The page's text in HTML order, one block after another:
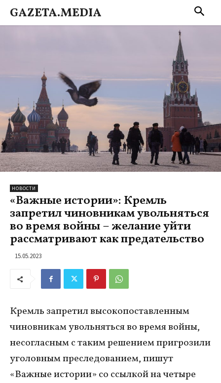
GAZETA.MEDIA
НОВОСТИ
«Важные истории»: Кремль
запретил чиновникам увольняться
во время войны – желание уйти
рассматривают как предательство
15.05.2023
Кремль запретил высокопоставленным
чиновникам увольняться во время войны,
несогласным с таким решением пригрозили
уголовным преследованием, пишут
«Важные истории» со ссылкой на четыре